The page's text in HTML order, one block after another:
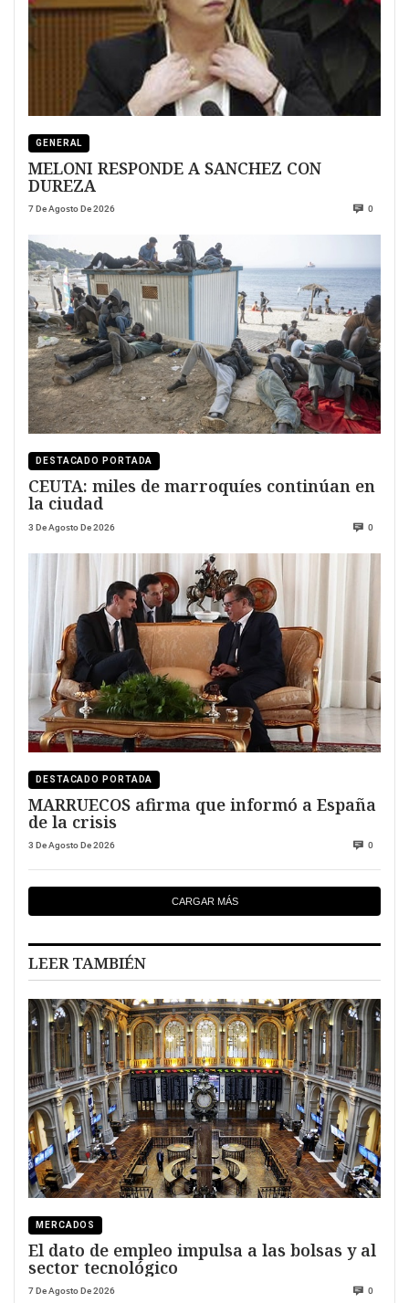
GENERAL
MELONI RESPONDE A SANCHEZ CON
DUREZA
7 De Agosto De 2026 0
DESTACADO PORTADA
CEUTA: miles de marroquíes continúan en
la ciudad
3 De Agosto De 2026 0
DESTACADO PORTADA
MARRUECOS afirma que informó a España
de la crisis
3 De Agosto De 2026 0
CARGAR MÁS
LEER TAMBIÉN
MERCADOS
El dato de empleo impulsa a las bolsas y al
sector tecnológico
7 De Agosto De 2026 0